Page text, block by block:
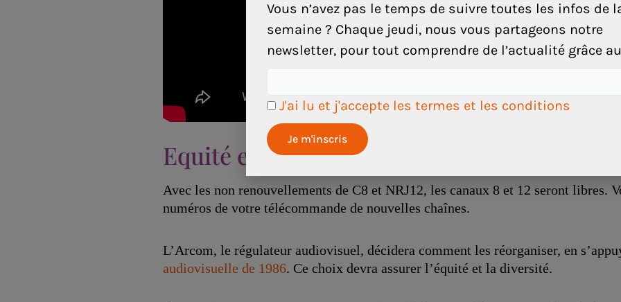
Equité et diversité
Avec les non renouvellements de C8 et NRJ12, les canaux 8 et 12 seront libres.
numéros de votre télécommande de nouvelles chaînes.
L’Arcom, le régulateur audiovisuel, décidera comment les réorganiser, en
audiovisuelle de 1986. Ce choix devra assurer l’équité et la diversité.
Vous n’avez pas le temps de suivre toutes les infos de
semaine ? Chaque jeudi, nous vous partageons notre
newsletter, pour tout comprendre de l’actualité grâce
J'ai lu et j'accepte les termes et les conditions